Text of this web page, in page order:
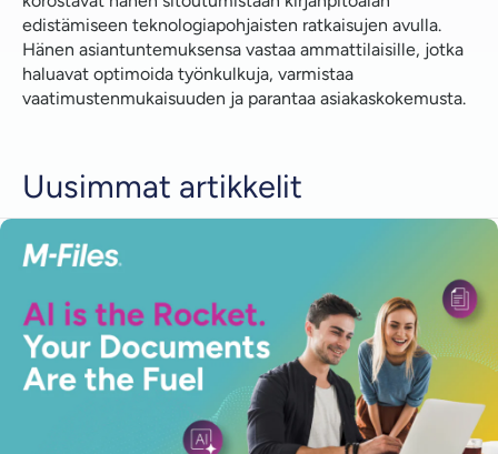
edistämiseen teknologiapohjaisten ratkaisujen avulla.
Hänen asiantuntemuksensa vastaa ammattilaisille, jotka
haluavat optimoida työnkulkuja, varmistaa
vaatimustenmukaisuuden ja parantaa asiakaskokemusta.
Uusimmat artikkelit